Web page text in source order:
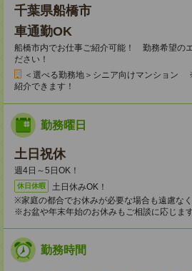
千葉県船橋市
車通勤OK
船橋市内でお仕事ご紹介可能！ 勤務希望の
ださい！
＜選べる勤務地＞シニア向けマンション
紹介できます！
勤務曜日
土日祝休
週4日～5日OK！
休日休暇
土日休みOK！
※家庭の都合でお休みが必要な場合も遠慮なく
※お盆や年末年始のお休みもご相談に応じます
勤務時間